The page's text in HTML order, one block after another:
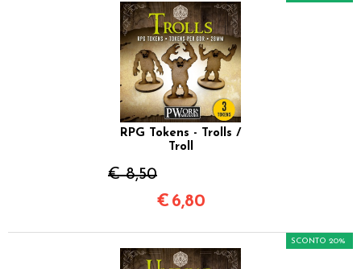
RPG Tokens - Trolls /
Troll
€ 8,50
€ 6,80
SCONTO 20%